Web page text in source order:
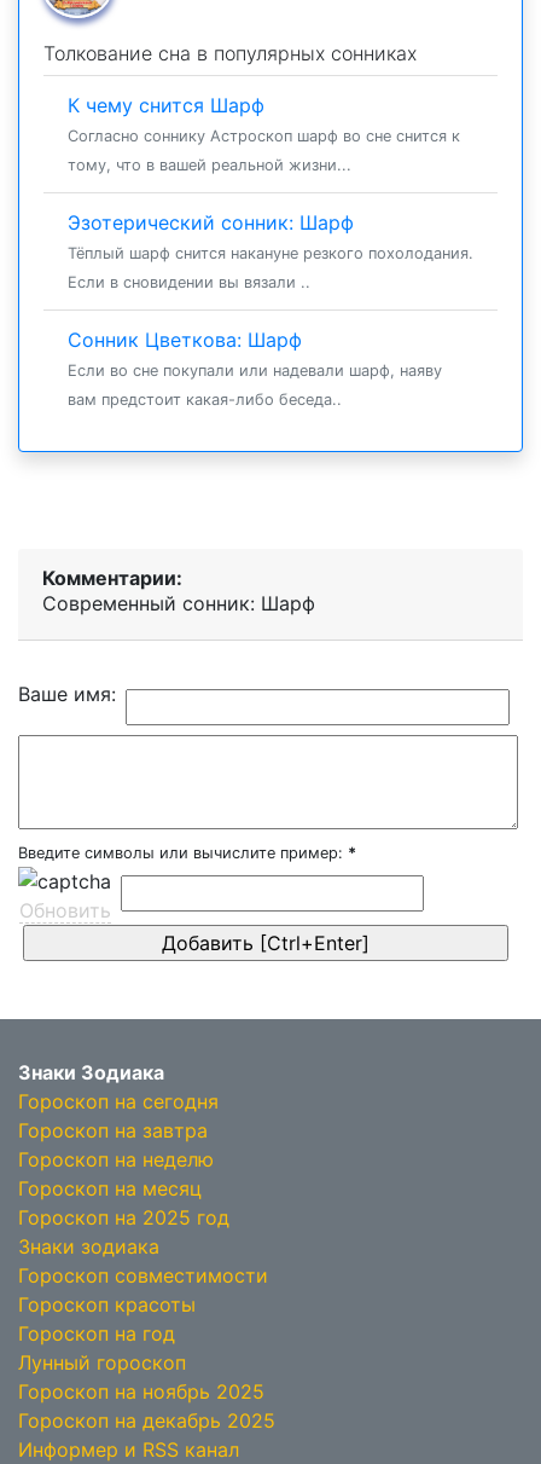
Толкование сна в популярных сонниках
К чему снится Шарф
Согласно соннику Астроскоп шарф во сне снится к
тому, что в вашей реальной жизни...
Эзотерический сонник: Шарф
Тёплый шарф снится накануне резкого похолодания.
Если в сновидении вы вязали ..
Сонник Цветкова: Шарф
Если во сне покупали или надевали шарф, наяву
вам предстоит какая-либо беседа..
Комментарии:
Современный сонник: Шарф
Ваше имя:
Введите символы или вычислите пример: *
Обновить
Знаки Зодиака
Гороскоп на сегодня
Гороскоп на завтра
Гороскоп на неделю
Гороскоп на месяц
Гороскоп на 2025 год
Знаки зодиака
Гороскоп совместимости
Гороскоп красоты
Гороскоп на год
Лунный гороскоп
Гороскоп на ноябрь 2025
Гороскоп на декабрь 2025
Информер и RSS канал